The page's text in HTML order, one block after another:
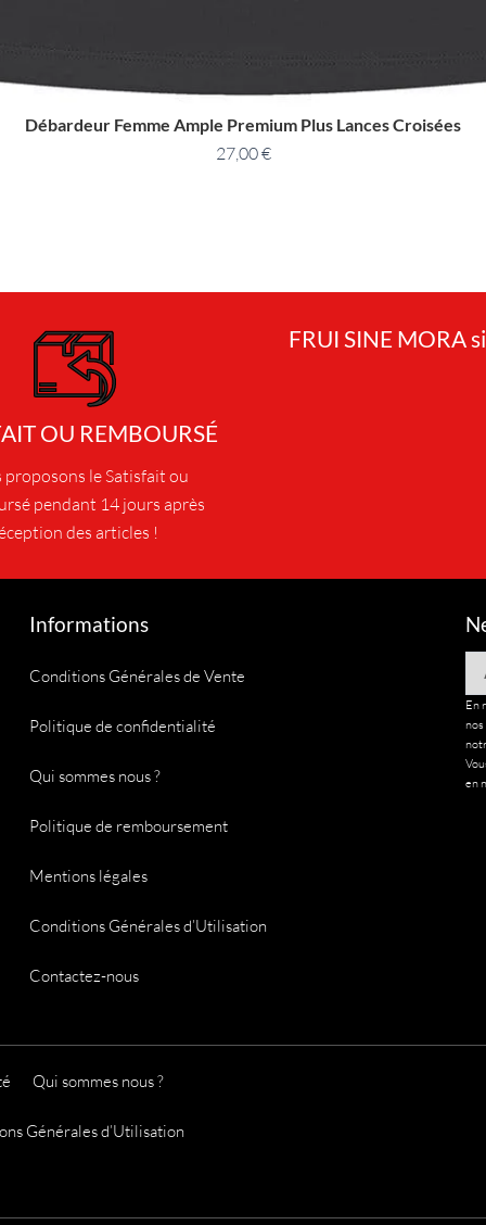
Débardeur Femme Ample Premium Plus Lances Croisées
27,00€
OU REMBOURSÉ
proposons le Satisfait ou
pendant 14 jours après
des articles !
FRUI SINE MORA
Informations
Conditions Générales de Vente
Politique de confidentialité
Qui sommes nous ?
Politique de remboursement
Mentions légales
Conditions Générales d’Utilisation
Contactez-nous
En
en
Qui sommes nous ?
Générales d’Utilisation